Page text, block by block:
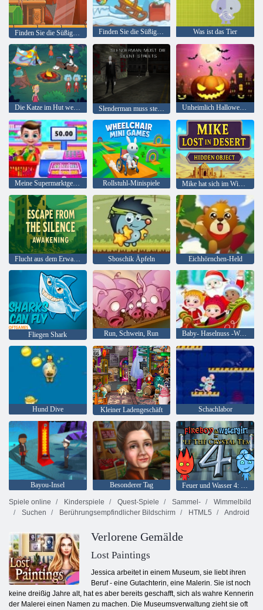
Finden Sie die Süßigkeit: Winter Was ist das Tier
Die Katze im Hut weiß viel über das! Lagerzeit Slenderman muss sterben: Stille Straßen Unheimlich Halloween-Party
Meine Supermarktgeschichte Rollstuhl-Minispiele Mike hat sich im Wimmelbild der Wüste verirrt
Flucht aus dem Erwachen der Stille Sboschik Äpfeln Eichhörnchen-Held
Fliegen Shark Run, Schwein, Run Baby- Haselnuss -Weihnachtsüberraschung
Hund Dive Kleiner Ladengeschäft Schachlabor
Bayou-Insel Besonderer Tag
Feuer und Wasser 4: Kristalltempel
Spiele online
Kinderspiele Quest-Spiele Sammel-
Wimmelbild
Suchen
Berührungsempfindlicher Bildschirm HTML5 Android
Verlorene Gemälde
Lost Paintings
Jessica arbeitet in einem Museum, sie liebt ihren
Beruf - eine Gutachterin, eine Malerin. Sie ist noch
keine dreißig Jahre alt, hat es aber bereits geschafft, sich als wahre Kennerin
der Malerei einen Namen zu machen. Die Museumsverwaltung zieht sie oft